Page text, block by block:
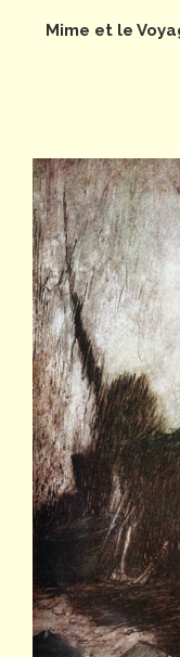
Mime et le